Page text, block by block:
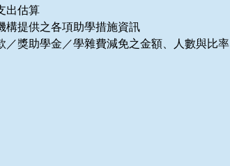
出估算
構提供之各項助學措施資訊
／獎助學金／學雜費減免之金額、人數與比率